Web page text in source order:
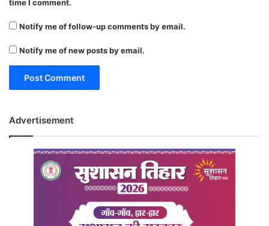
time I comment.
Notify me of follow-up comments by email.
Notify me of new posts by email.
Advertisement